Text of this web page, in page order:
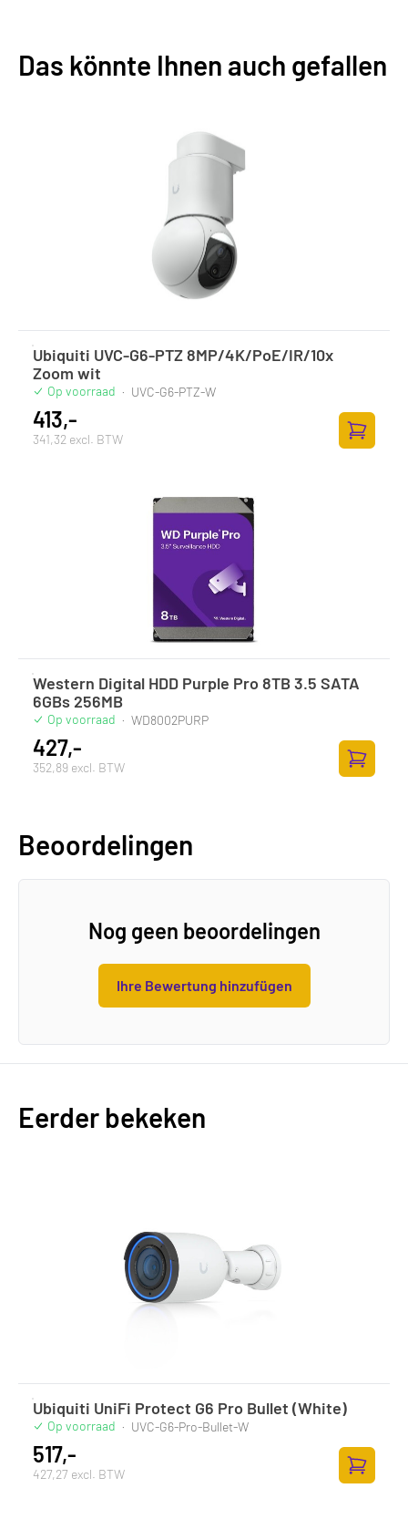
Das könnte Ihnen auch gefallen
Ubiquiti UVC-G6-PTZ 8MP/4K/PoE/IR/10x
Zoom wit
Op voorraad · UVC-G6-PTZ-W
413,-
341,32 excl. BTW
Zum
Western Digital HDD Purple Pro 8TB 3.5 SATA
6GBs 256MB
Op voorraad · WD8002PURP
427,-
352,89 excl. BTW
Zum
Beoordelingen
Nog geen beoordelingen
Ihre Bewertung hinzufügen
Eerder bekeken
Ubiquiti UniFi Protect G6 Pro Bullet (White)
Op voorraad · UVC-G6-Pro-Bullet-W
517,-
427,27 excl. BTW
Zum